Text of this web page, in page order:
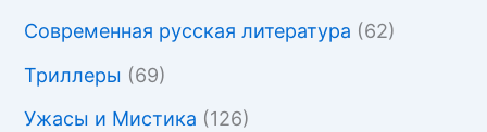
Современная русская литература (62)
Триллеры (69)
Ужасы и Мистика (126)